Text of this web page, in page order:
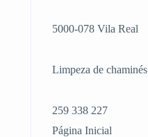
5000-078 Vila Real
Limpeza de chaminés
259 338 227
Página Inicial